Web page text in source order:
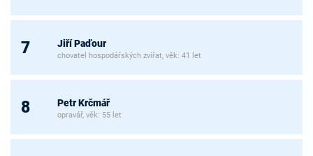
7 Jiří Paďour
chovatel hospodářských zvířat, věk: 41 let
8 Petr Krčmář
opravář, věk: 55 let